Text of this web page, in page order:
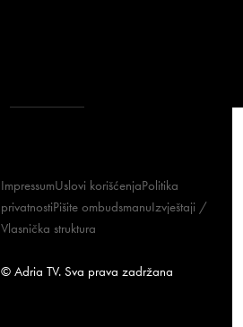
ImpressumUslovi korišćenjaPolitika
privatnostiPišite ombudsmanuIzvještaji /
Vlasnička struktura
© Adria TV. Sva prava zadržana